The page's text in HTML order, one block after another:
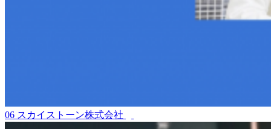
06 スカイストーン株式会社